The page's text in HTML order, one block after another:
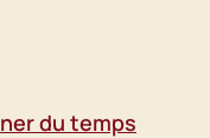
du temps